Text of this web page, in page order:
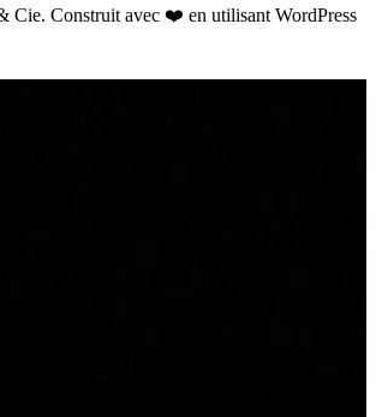
Cie. Construit avec ❤️ en utilisant WordPress